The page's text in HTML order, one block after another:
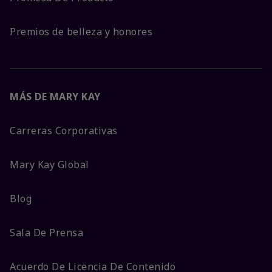
Premios de belleza y honores
MÁS DE MARY KAY
Carreras Corporativas
Mary Kay Global
Blog
Sala De Prensa
Acuerdo De Licencia De Contenido